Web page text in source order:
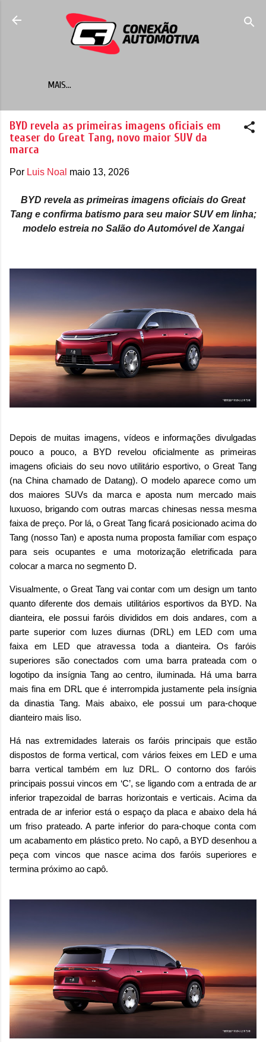
Pular para o conteúdo principal
MAIS…
BYD revela as primeiras imagens oficiais em
teaser do Great Tang, novo maior SUV da
marca
Por Luis Noal maio 13, 2026
BYD revela as primeiras imagens oficiais do Great
Tang e confirma batismo para seu maior SUV em linha;
modelo estreia no Salão do Automóvel de Xangai
Depois de muitas imagens, vídeos e informações divulgadas
pouco a pouco, a BYD revelou oficialmente as primeiras
imagens oficiais do seu novo utilitário esportivo, o Great Tang
(na China chamado de Datang). O modelo aparece como um
dos maiores SUVs da marca e aposta num mercado mais
luxuoso, brigando com outras marcas chinesas nessa mesma
faixa de preço. Por lá, o Great Tang ficará posicionado acima do
Tang (nosso Tan) e aposta numa proposta familiar com espaço
para seis ocupantes e uma motorização eletrificada para
colocar a marca no segmento D.
Visualmente, o Great Tang vai contar com um design um tanto
quanto diferente dos demais utilitários esportivos da BYD. Na
dianteira, ele possui faróis divididos em dois andares, com a
parte superior com luzes diurnas (DRL) em LED com uma
faixa em LED que atravessa toda a dianteira. Os faróis
superiores são conectados com uma barra prateada com o
logotipo da insígnia Tang ao centro, iluminada. Há uma barra
mais fina em DRL que é interrompida justamente pela insígnia
da dinastia Tang. Mais abaixo, ele possui um para-choque
dianteiro mais liso.
Há nas extremidades laterais os faróis principais que estão
dispostos de forma vertical, com vários feixes em LED e uma
barra vertical também em luz DRL. O contorno dos faróis
principais possui vincos em ‘C’, se ligando com a entrada de ar
inferior trapezoidal de barras horizontais e verticais. Acima da
entrada de ar inferior está o espaço da placa e abaixo dela há
um friso prateado. A parte inferior do para-choque conta com
um acabamento em plástico preto. No capô, a BYD desenhou a
peça com vincos que nasce acima dos faróis superiores e
termina próximo ao capô.